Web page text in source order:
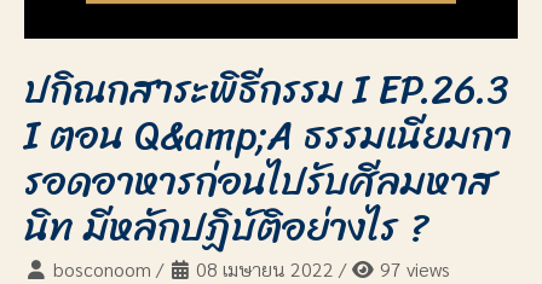
ปกิณกสาระพิธีกรรม I EP.26.3
I ตอน Q&amp;A ธรรมเนียมกา
รอดอาหารก่อนไปรับศีลมหาส
นิท มีหลักปฏิบัติอย่างไร ?
bosconoom / 08 เมษายน 2022 /
97 views